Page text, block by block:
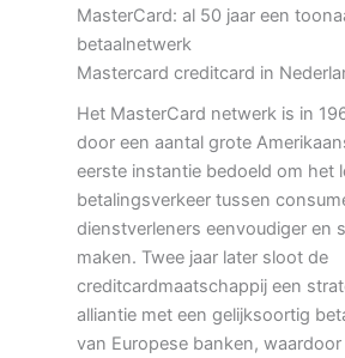
MasterCard: al 50 jaar een
betaalnetwerk
Mastercard creditcard in
Het MasterCard netwerk is in
door een aantal grote
eerste instantie bedoeld om het
betalingsverkeer tussen
dienstverleners eenvoudiger en
maken. Twee jaar later sloot de
creditcardmaatschappij een
alliantie met een gelijksoortig
van Europese banken,